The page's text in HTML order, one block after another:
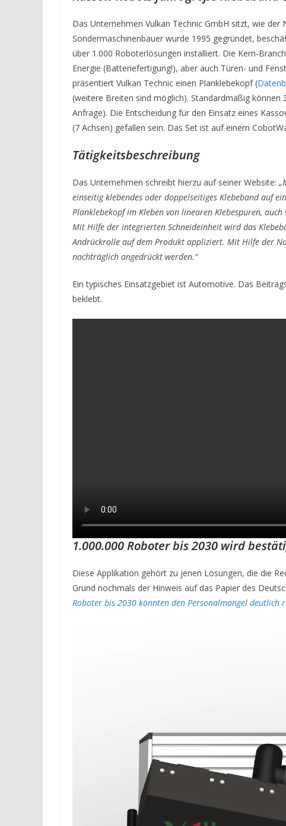
Das Unternehmen Vulkan Technic GmbH sitzt, wie
Sondermaschinenbauer wurde 1995 gegründet,
über 1.000 Roboterlösungen installiert. Die Kern-
Energie (Batteriefertigung!), aber auch Türen- und
präsentiert Vulkan Technic einen Planklebekopf (
(weitere Breiten sind möglich). Standardmäßig können
Anfrage). Die Entscheidung für den Einsatz eines
(7 Achsen) gefallen sein. Das Set ist auf einem
Tätigkeitsbeschreibung
Das Unternehmen schreibt hierzu auf seiner Website:
einseitig klebendes oder doppelseitiges Klebeband auf
Planklebekopf im Kleben von linearen Klebespuren,
Mit Hilfe der integrierten Schneideinheit wird das
Andrückrolle auf dem Produkt appliziert. Mit Hilfe der
nachträglich angedrückt werden.“
Ein typisches Einsatzgebiet ist Automotive. Das
beklebt.
1.000.000 Roboter bis 2030 wird
Diese Applikation gehört zu jenen Lösungen, die die
Grund nochmals der Hinweis auf das Papier des
Roboter bis 2030 könnten den Personalmangel deutlich